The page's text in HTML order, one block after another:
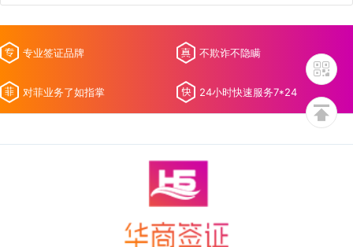
专业签证品牌 不欺诈不隐瞒
对菲业务了如指掌 24小时快速服务7*24